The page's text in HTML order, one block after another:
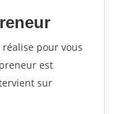
pour vous
est
sur